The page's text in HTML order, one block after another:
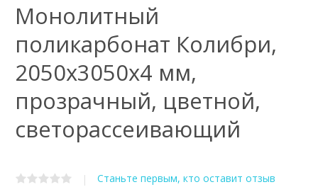
Монолитный
поликарбонат Колибри,
2050х3050x4 мм,
прозрачный, цветной,
светорассеивающий
| Станьте первым, кто оставит отзыв